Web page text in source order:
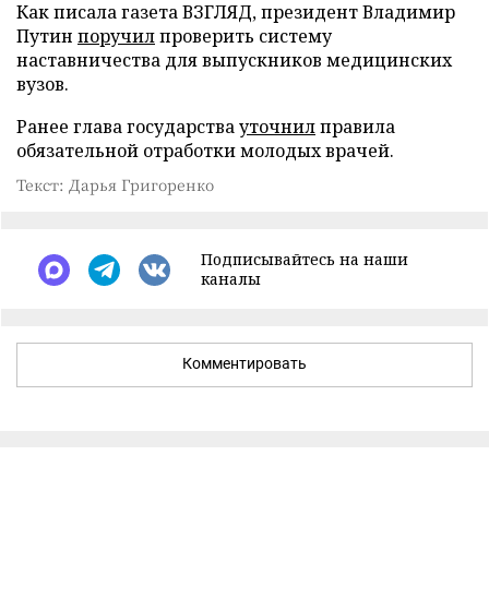
Как писала газета ВЗГЛЯД, президент Владимир
Путин поручилпроверить систему
наставничества для выпускников медицинских
вузов.
Ранее глава государствауточнилправила
обязательной отработки молодых врачей.
Текст: Дарья Григоренко
Подписывайтесь на наши
каналы
Комментировать